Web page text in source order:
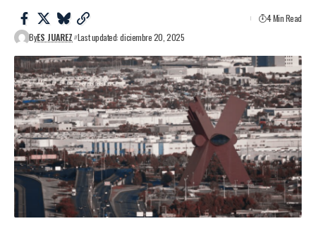
ByES JUAREZ Last updated: diciembre 20, 2025
4 Min Read